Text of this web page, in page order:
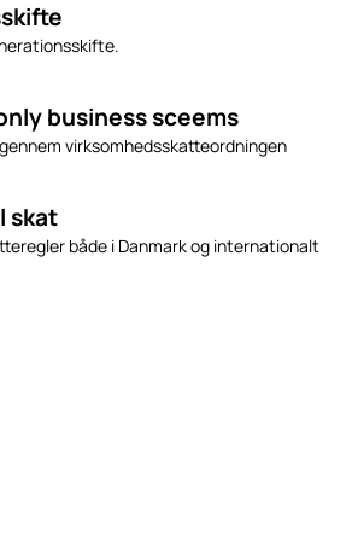
business sceems
virksomhedsskatteordningen
skat
både i Danmark og internationalt